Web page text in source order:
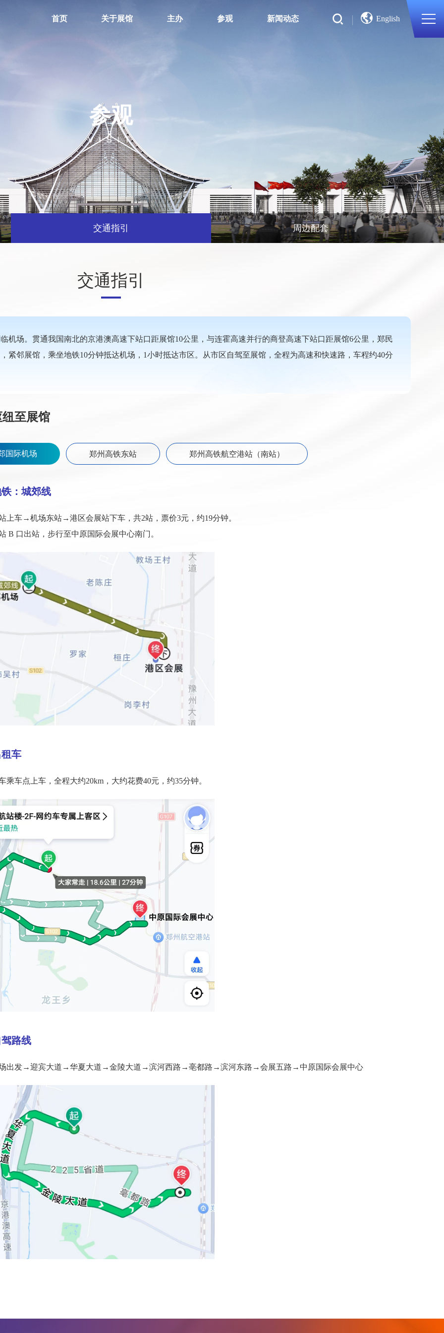
English
首页 关于展馆 主办 参观 新闻动态
参观
VISIT
交通指引 周边配套
交通指引
机场。贯通我国南北的京港澳高速下站口距展馆10公里，与连霍高速并行的商登高速下站口距展馆6公里，郑民
紧邻展馆，乘坐地铁10分钟抵达机场，1小时抵达市区。从市区自驾至展馆，全程为高速和快速路，车程约40分
至展馆
国际机场 郑州高铁东站 郑州高铁航空港站（南站）
：城郊线
上车→机场东站→港区会展站下车，共2站，票价3元，约19分钟。
B 口出站，步行至中原国际会展中心南门。
车
乘车点上车，全程大约20km，大约花费40元，约35分钟。
路线
出发→迎宾大道→华夏大道→金陵大道→滨河西路→亳都路→滨河东路→会展五路→中原国际会展中心